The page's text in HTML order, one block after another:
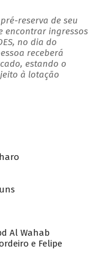
reserva de seu
encontrar ingressos
no dia do
receberá
estando o
à lotação
Al Wahab
e Felipe